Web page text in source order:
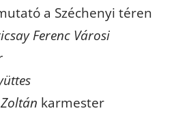
a Széchenyi téren
Ferenc Városi
karmester